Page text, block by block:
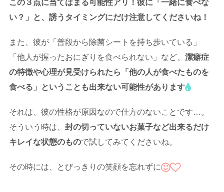
この３点に当てはまる可能性アリ！彼に「一緒に食べな
い？」と、誘うタイミングにだけ注意してくださいね！
また、彼が「普段から除菌シートを持ち歩いている」
「他人が握ったおにぎりを食べられない」など、 潔癖症
の特徴や心理が見受けられたら「他の人が食べたものを
食べる」ということも出来ない可能性があります
それは、彼の性格が原因なので仕方のないことです…。
そういう時は、 封の切っていないお菓子など出来るだけ
キレイな状態のもので試してみてくださいね。
その時には、とびっきりの笑顔を忘れずに